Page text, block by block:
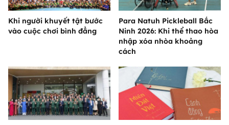
Khi người khuyết tật bước
vào cuộc chơi bình đẳng
Para Natuh Pickleball Bắc
Ninh 2026: Khi thể thao hòa
nhập xóa nhòa khoảng
cách